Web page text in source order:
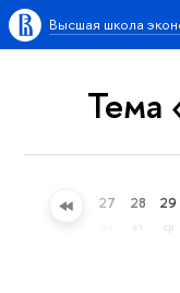
Высшая школа
Тема
26 27 28 29
ср